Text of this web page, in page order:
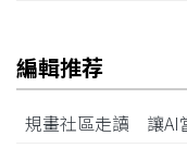
編輯推荐
規畫社區走讀 讓AI